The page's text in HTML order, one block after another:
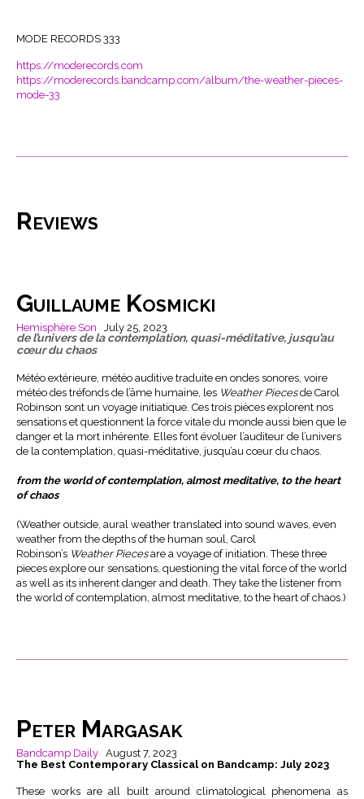
MODE RECORDS 333
https://moderecords.com
https://moderecords.bandcamp.com/album/the-weather-pieces-
mode-33
Reviews
Guillaume Kosmicki
Hemisphère Son July 25, 2023
de l’univers de la contemplation, quasi-méditative, jusqu’au
cœur du chaos
Météo extérieure, météo auditive traduite en ondes sonores, voire
météo des tréfonds de l’âme humaine, les Weather Piecesde Carol
Robinson sont un voyage initiatique. Ces trois pièces explorent nos
sensations et questionnent la force vitale du monde aussi bien que le
danger et la mort inhérente. Elles font évoluer l’auditeur de l’univers
de la contemplation, quasi-méditative, jusqu’au cœur du chaos.
from the world of contemplation, almost meditative, to the heart
of chaos
(Weather outside, aural weather translated into sound waves, even
weather from the depths of the human soul, Carol
Robinson’s Weather Pieces are a voyage of initiation. These three
pieces explore our sensations, questioning the vital force of the world
as well as its inherent danger and death. They take the listener from
the world of contemplation, almost meditative, to the heart of chaos.)
Peter Margasak
Bandcamp Daily August 7, 2023
The Best Contemporary Classical on Bandcamp: July 2023
These works are all built around climatological phenomena as